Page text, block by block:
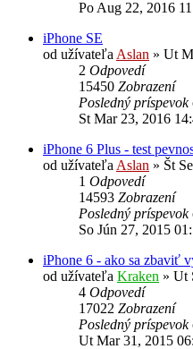
Po Aug 22, 2016
iPhone SE
od užívateľa Aslan » Ut
2 Odpovedí
15450 Zobrazení
Posledný príspevok
St Mar 23, 2016
iPhone 6 Plus - test
od užívateľa Aslan » Št
1 Odpovedí
14593 Zobrazení
Posledný príspevok
So Jún 27, 2015
iPhone 6 - ako sa zbaviť
od užívateľa Kraken » Ut
4 Odpovedí
17022 Zobrazení
Posledný príspevok
Ut Mar 31, 2015